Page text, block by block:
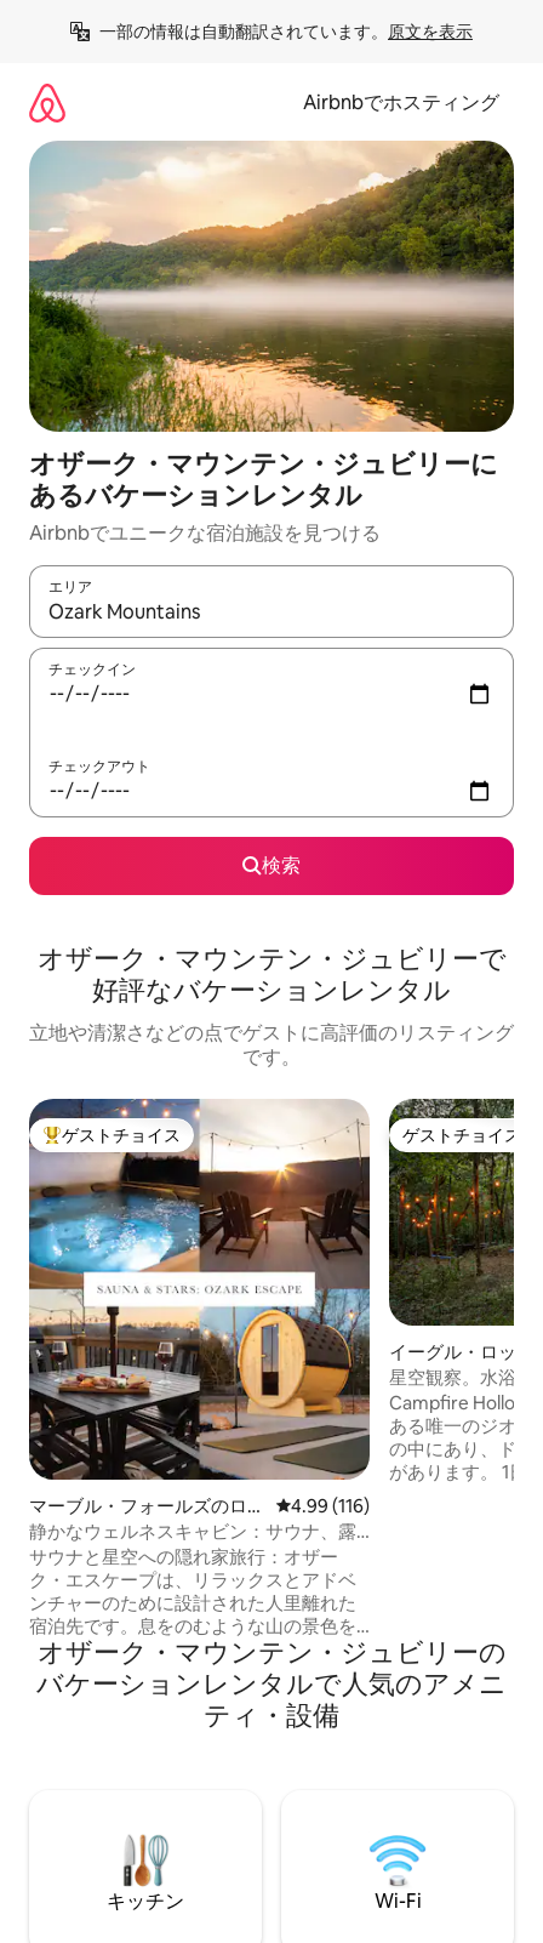
一部の情報は自動翻訳されています。 原文を表示
Airbnbでホスティング
オザーク・マウンテン・ジュビリーに
あるバケーションレンタル
Airbnbでユニークな宿泊施設を見つける
エリア
検索結果が表示されたら、上下の矢印キーを使って移動するか
チェックイン
チェックアウト
検索
オザーク・マウンテン・ジュビリーで
好評なバケーションレンタル
立地や清潔さなどの点でゲストに高評価のリスティング
です。
大好評のゲストチョイスです。
ゲストチョイス
マーブル・フォールズのログ
ハウス
レビュー116件、5つ星中4.99つ
4.99 (116)
静かなウェルネスキャビン：サウナ、露
天風呂、絶景
サウナと星空への隠れ家旅行：オザー
ク・エスケープは、リラックスとアドベ
ンチャーのために設計された人里離れた
宿泊先です。息をのむような山の景色を
眺めながら、ホットタブとサウナでリラ
ックスしましょう。星空観賞、ヤードゲ
ーム、Starlinkを備えた65インチテレビで
映画を楽しむことができます。このプラ
テム。平和、自然、豪華さを求めるカッ
プルに最適です。オザーク高原での夢の
ような休暇をお過ごしください！
ゲストチョイス
ゲストチョイス
イーグル・ロック
ハウス
星空観察。水浴び
ア。繰り返そう
Campfire Hollow
ある唯一のジオデ
の中にあり、ドア
があります。 1日中探索してから、ジャグ
ます。暖房とエア
す。バスルームは
ある独立した浴場
オザーク・マウンテン・ジュビリーの
バケーションレンタルで人気のアメニ
ティ・設備
キッチン Wi-Fi